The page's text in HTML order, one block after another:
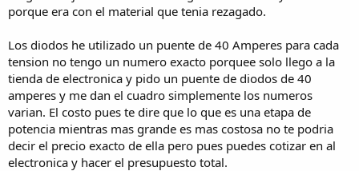
porque era con el material que tenia rezagado.
Los diodos he utilizado un puente de 40 Amperes para cada
tension no tengo un numero exacto porquee solo llego a la
tienda de electronica y pido un puente de diodos de 40
amperes y me dan el cuadro simplemente los numeros
varian. El costo pues te dire que lo que es una etapa de
potencia mientras mas grande es mas costosa no te podria
decir el precio exacto de ella pero pues puedes cotizar en al
electronica y hacer el presupuesto total.